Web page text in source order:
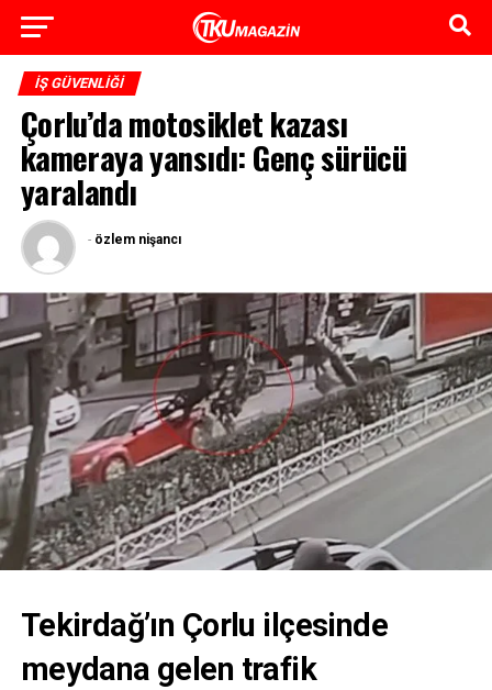
İŞ GÜVENLIĞI
Çorlu’da motosiklet kazası
kameraya yansıdı: Genç sürücü
yaralandı
- özlem nişancı
Tekirdağ’ın Çorlu ilçesinde
meydana gelen trafik